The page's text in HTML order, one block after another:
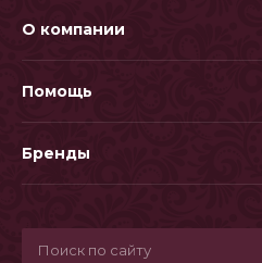
О компании
Помощь
Бренды